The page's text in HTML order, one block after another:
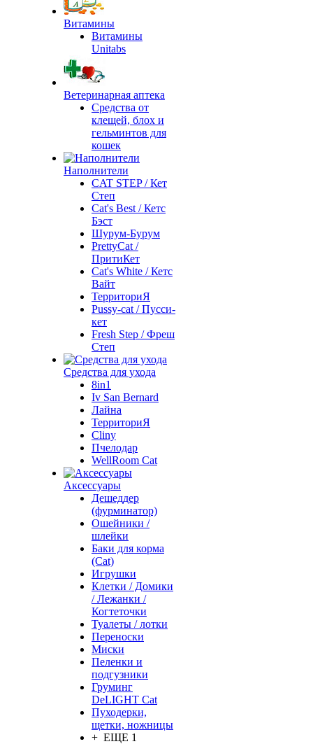
Витамины
Витамины
Unitabs
Ветеринарная аптека
Средства от
клещей, блох и
гельминтов для
кошек
Наполнители
CAT STEP / Кет
Степ
Cat's Best / Кетс
Бэст
Шурум-Бурум
PrettyCat /
ПритиКет
Cat's White / Кетс
Вайт
ТерриториЯ
Pussy-cat / Пусси-
кет
Fresh Step / Фреш
Степ
Средства для ухода
8in1
Iv San Bernard
Лайна
ТерриториЯ
Cliny
Пчелодар
WellRoom Cat
Аксессуары
Дешеддер
(фурминатор)
Ошейники /
шлейки
Баки для корма
(Cat)
Игрушки
Клетки / Домики
/ Лежанки /
Когтеточки
Туалеты / лотки
Переноски
Миски
Пеленки и
подгузники
Груминг
DeLIGHT Cat
Пуходерки,
щетки, ножницы
+ ЕЩЕ 1